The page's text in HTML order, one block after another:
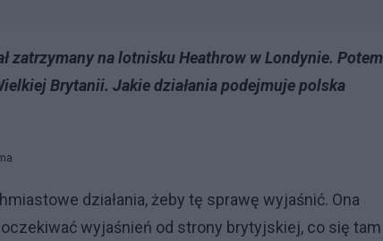
zatrzymany na lotnisku Heathrow w Londynie. Potem
Brytanii. Jakie działania podejmuje polska
działania, żeby tę sprawę wyjaśnić. Ona
wyjaśnień od strony brytyjskiej, co się tam